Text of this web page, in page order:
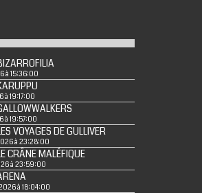
à 15:36:00
à 19:17:00
à 19:57:00
VOYAGES DE GULLIVER
à 23:28:00
CRÂNE MALÉFIQUE
à 23:59:00
à 18:04:00